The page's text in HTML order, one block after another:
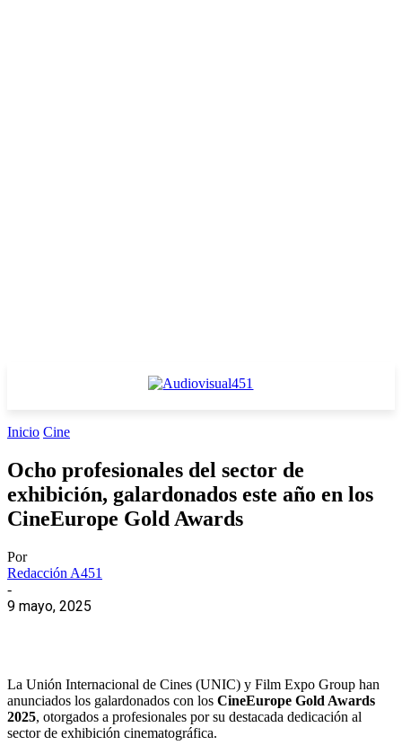
Inicio Cine
Ocho profesionales del sector de
exhibición, galardonados este año en los
CineEurope Gold Awards
Por
Redacción A451
-
9 mayo, 2025
La Unión Internacional de Cines (UNIC) y Film Expo Group han
anunciados los galardonados con los CineEurope Gold Awards
2025, otorgados a profesionales por su destacada dedicación al
sector de exhibición cinematográfica.